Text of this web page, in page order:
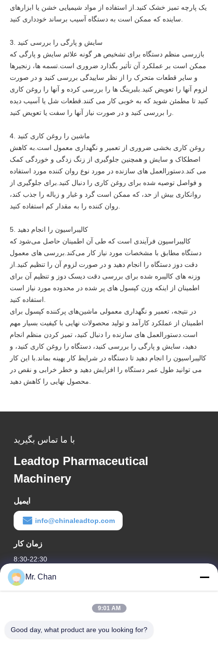
یک پارچه تمیز خشک کنید.از استفاده از مواد شیمیایی خشن یا ابزارهای
3. سایش و پارگی را بررسی کنید
بازرسی منظم دستگاه برای تشخیص هر گونه علائم سایش و پارگی که
ممکن است بر عملکرد آن تأثیر بگذارد ضروری است.تسمه ها، زنجیرها
و سایر قطعات متحرک را از نظر ساییدگی بررسی کنید و در صورت
لزوم آنها را تعویض کنید.بلبرینگ ها را بررسی کرده و آنها را روغن کاری
کنید تا مطمئن شوید که به خوبی کار می کنند.قطعات شل یا آسیب دیده
4. ماشین را روغن کاری کنید
روغن کاری بخشی ضروری از تعمیر و نگهداری معمول است.به کاهش
اصطکاک و سایش و همچنین جلوگیری از زنگ زدگی و خوردگی کمک
می کند.دستورالعمل های سازنده در مورد نوع روان کننده مورد استفاده
و فواصل توصیه شده برای روغن کاری را دنبال کنید.برای جلوگیری از
روانکاری بیش از حد، که ممکن است گرد و غبار و زباله را جذب کند،
5. کالیبراسیون را انجام دهید
کالیبراسیون فرآیندی است که طی آن اطمینان حاصل می‌شود که
دستگاه مطابق با مشخصات مورد نیاز کار می‌کند.بررسی های معمول
دقت دوز دستگاه را انجام دهید و در صورت لزوم آن را تنظیم کنید.از
وزنه های کالیبره شده برای بررسی دقت دیسک دوز و تنظیم آن برای
اطمینان از اینکه وزن کپسول های پر شده در محدوده مورد نیاز است
در نتیجه، تعمیر و نگهداری معمولی ماشین‌های پرکننده کپسول برای
اطمینان از عملکرد کارآمد و تولید محصولات نهایی با کیفیت بسیار مهم
است.دستورالعمل های سازنده را دنبال کنید، تمیز کردن منظم انجام
دهید، سایش و پارگی را بررسی کنید، دستگاه را روغن کاری کنید، و
کالیبراسیون را انجام دهید تا دستگاه در شرایط کار بهینه بماند.با این کار
می توانید طول عمر دستگاه را افزایش دهید و خطر خرابی و نقص در
با ما تماس بگیرید
Leadtop Pharmaceutical
Machinery
ایمیل
info@chinaleadtop.com
زمان کار
8:30-22:30
آدرس ما
Mr. Chan
9:01 AM
Good day, what product are you looking for?